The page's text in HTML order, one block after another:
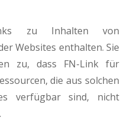
zu Inhalten von
Websites enthalten. Sie
zu, dass FN-Link für
die aus solchen
verfügbar sind, nicht